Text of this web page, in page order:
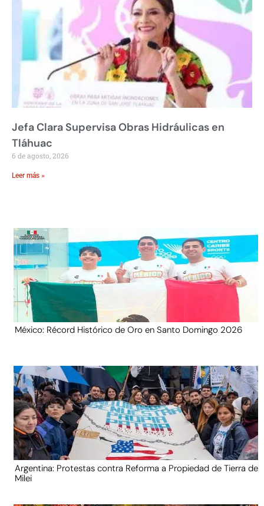
Jefa Clara Supervisa Obras Hidráulicas en
Tláhuac
6 de agosto, 2026
Leer más »
México: Récord Histórico de Oro en Santo Domingo 2026
Argentina: Protestas contra Reforma a Propiedad de Tierra de
Milei